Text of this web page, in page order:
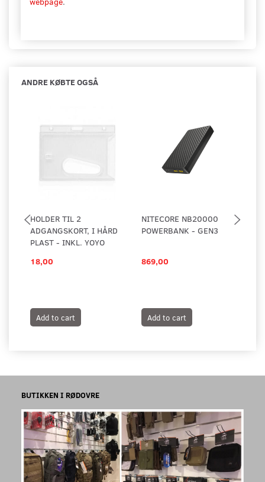
ANDRE KØBTE OGSÅ
HOLDER TIL 2
ADGANGSKORT, I HÅRD
PLAST - INKL. YOYO
18,00
Add to cart
NITECORE NB20000
POWERBANK - GEN3
869,00
Add to cart
BUTIKKEN I RØDOVRE